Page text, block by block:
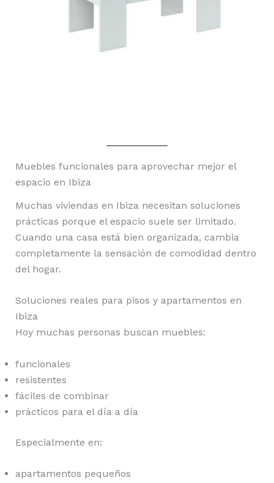
Muebles funcionales para aprovechar mejor el
espacio en Ibiza
Muchas viviendas en Ibiza necesitan soluciones
prácticas porque el espacio suele ser limitado.
Cuando una casa está bien organizada, cambia
completamente la sensación de comodidad dentro
del hogar.
Soluciones reales para pisos y apartamentos en
Ibiza
Hoy muchas personas buscan muebles:
funcionales
resistentes
fáciles de combinar
prácticos para el día a día
Especialmente en:
apartamentos pequeños